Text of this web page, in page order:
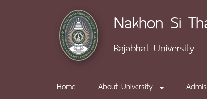
Nakhon Si
Rajabhat University
Home About University